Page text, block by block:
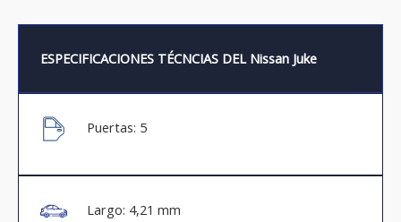
ESPECIFICACIONES TÉCNCIAS DEL Nissan Juke
Puertas: 5
Largo: 4,21 mm